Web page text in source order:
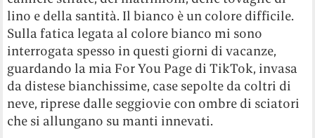
lino e della santità. Il bianco è un colore difficile.
Sulla fatica legata al colore bianco mi sono
interrogata spesso in questi giorni di vacanze,
guardando la mia For You Page di TikTok, invasa
da distese bianchissime, case sepolte da coltri di
neve, riprese dalle seggiovie con ombre di sciatori
che si allungano su manti innevati.